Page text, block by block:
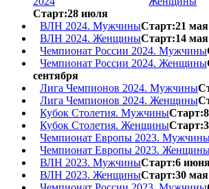
Старт:28 июля
ВЛН 2024. МужчиныСтарт:21 мая
ВЛН 2024. ЖенщиныСтарт:14 мая
Чемпионат России 2024. Мужчины
Чемпионат России 2024. Женщины
сентября
Лига Чемпионов 2024. Мужчины
Лига Чемпионов 2024. Женщины
Кубок Столетия. Мужчины
Кубок Столетия. Женщины
Чемпионат Европы 2023.
Чемпионат Европы 2023.
ВЛН 2023. МужчиныСтарт:6
ВЛН 2023. ЖенщиныСтарт:30 мая